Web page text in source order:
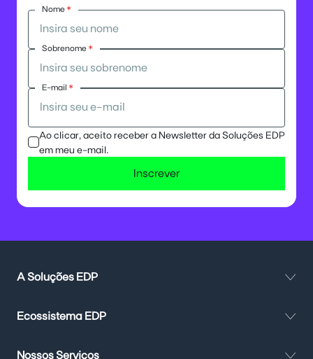
Nome *
Sobrenome *
E-mail *
Ao clicar, aceito receber a Newsletter da Soluções EDP
em meu e-mail.
Inscrever
A Soluções EDP
Ecossistema EDP
Nossos Serviços